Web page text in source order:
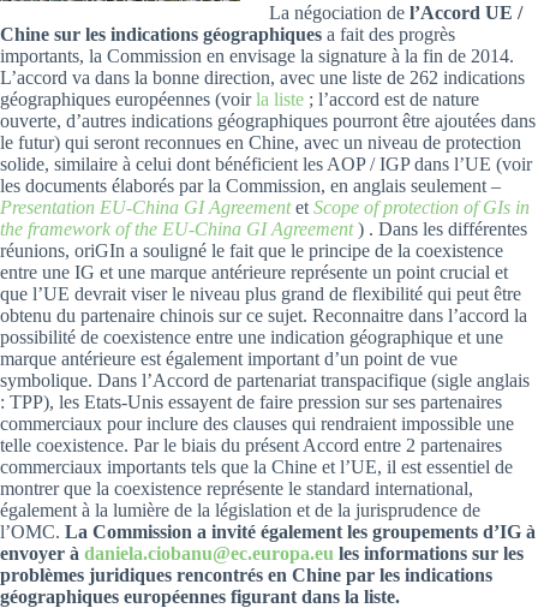
La négociation de l’Accord UE /
Chine sur les indications géographiques a fait des progrès
importants, la Commission en envisage la signature à la fin de 2014.
L’accord va dans la bonne direction, avec une liste de 262 indications
géographiques européennes (voirla liste ; l’accord est de nature
ouverte, d’autres indications géographiques pourront être ajoutées dans
le futur) qui seront reconnues en Chine, avec un niveau de protection
solide, similaire à celui dont bénéficient les AOP / IGP dans l’UE (voir
les documents élaborés par la Commission, en anglais seulement –
Presentation EU-China GI Agreementet Scope of protection of GIs in
the framework of the EU-China GI Agreement ) . Dans les différentes
réunions, oriGIn a souligné le fait que le principe de la coexistence
entre une IG et une marque antérieure représente un point crucial et
que l’UE devrait viser le niveau plus grand de flexibilité qui peut être
obtenu du partenaire chinois sur ce sujet. Reconnaitre dans l’accord la
possibilité de coexistence entre une indication géographique et une
marque antérieure est également important d’un point de vue
symbolique. Dans l’Accord de partenariat transpacifique (sigle anglais
: TPP), les Etats-Unis essayent de faire pression sur ses partenaires
commerciaux pour inclure des clauses qui rendraient impossible une
telle coexistence. Par le biais du présent Accord entre 2 partenaires
commerciaux importants tels que la Chine et l’UE, il est essentiel de
montrer que la coexistence représente le standard international,
également à la lumière de la législation et de la jurisprudence de
l’OMC. La Commission a invité également les groupements d’IG à
envoyer à daniela.ciobanu@ec.europa.eu les informations sur les
problèmes juridiques rencontrés en Chine par les indications
géographiques européennes figurant dans la liste.